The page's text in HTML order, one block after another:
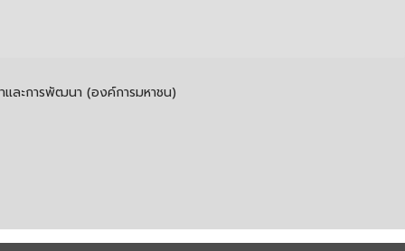
และการพัฒนา (องค์การมหาชน)